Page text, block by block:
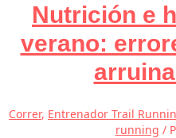
Nutrición e
verano:
Correr, Entrenador Trail
running /